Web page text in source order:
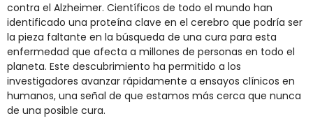
contra el Alzheimer. Científicos de todo el mundo han
identificado una proteína clave en el cerebro que podría ser
la pieza faltante en la búsqueda de una cura para esta
enfermedad que afecta a millones de personas en todo el
planeta. Este descubrimiento ha permitido a los
investigadores avanzar rápidamente a ensayos clínicos en
humanos, una señal de que estamos más cerca que nunca
de una posible cura.